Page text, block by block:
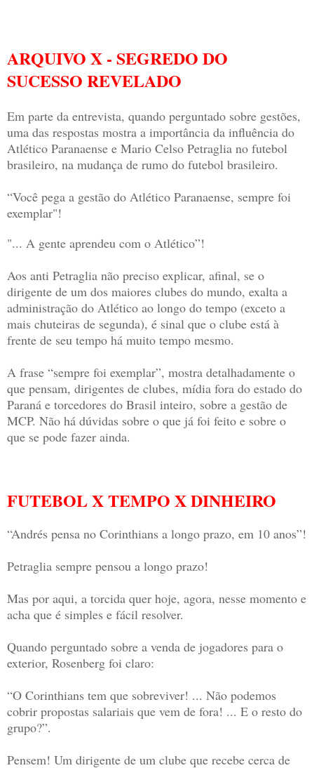
ARQUIVO X - SEGREDO DO
SUCESSO REVELADO
Em parte da entrevista, quando perguntado sobre gestões,
uma das respostas mostra a importância da influência do
Atlético Paranaense e Mario Celso Petraglia no futebol
brasileiro, na mudança de rumo do futebol brasileiro.
“Você pega a gestão do Atlético Paranaense, sempre foi
exemplar"!
"... A gente aprendeu com o Atlético”!
Aos anti Petraglia não preciso explicar, afinal, se o
dirigente de um dos maiores clubes do mundo, exalta a
administração do Atlético ao longo do tempo (exceto a
mais chuteiras de segunda), é sinal que o clube está à
frente de seu tempo há muito tempo mesmo.
A frase “sempre foi exemplar”, mostra detalhadamente o
que pensam, dirigentes de clubes, mídia fora do estado do
Paraná e torcedores do Brasil inteiro, sobre a gestão de
MCP. Não há dúvidas sobre o que já foi feito e sobre o
que se pode fazer ainda.
FUTEBOL X TEMPO X DINHEIRO
“Andrés pensa no Corinthians a longo prazo, em 10 anos”!
Petraglia sempre pensou a longo prazo!
Mas por aqui, a torcida quer hoje, agora, nesse momento e
acha que é simples e fácil resolver.
Quando perguntado sobre a venda de jogadores para o
exterior, Rosenberg foi claro:
“O Corinthians tem que sobreviver! ... Não podemos
cobrir propostas salariais que vem de fora! ... E o resto do
grupo?”.
Pensem! Um dirigente de um clube que recebe cerca de